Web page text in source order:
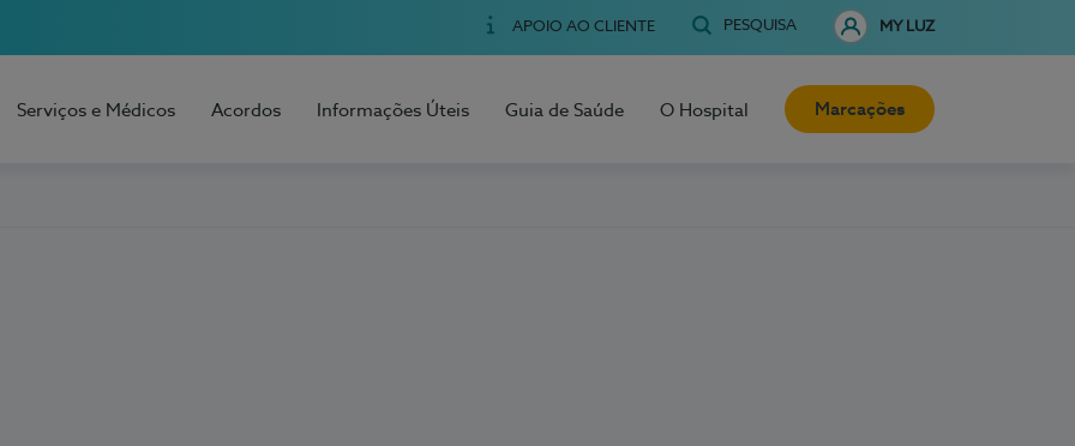
APOIO AO CLIENTE PESQUISA MY LUZ
Serviços e Médicos Acordos Informações Úteis Guia de Saúde O Hospital Marcações